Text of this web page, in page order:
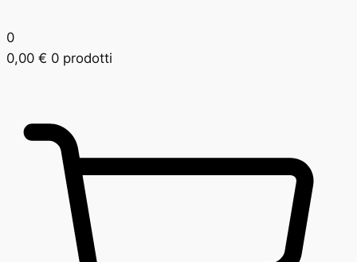
0
0,00 € 0 prodotti